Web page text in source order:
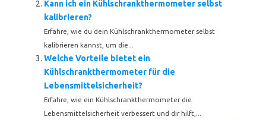
Kann ich ein Kühlschrankthermometer selbst
kalibrieren?
Erfahre, wie du dein Kühlschrankthermometer selbst
kalibrieren kannst, um die...
Welche Vorteile bietet ein
Kühlschrankthermometer für die
Lebensmittelsicherheit?
Erfahre, wie ein Kühlschrankthermometer die
Lebensmittelsicherheit verbessert und dir hilft,...